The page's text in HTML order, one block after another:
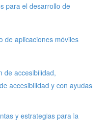
para el desarrollo de
de aplicaciones móviles
de accesibilidad,
accesibilidad y con ayudas
y estrategias para la